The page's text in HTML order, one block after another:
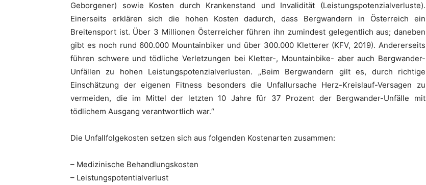
Geborgener) sowie Kosten durch Krankenstand und Invalidität (Leistungspotenzialverluste).
Einerseits erklären sich die hohen Kosten dadurch, dass Bergwandern in Österreich ein
Breitensport ist. Über 3 Millionen Österreicher führen ihn zumindest gelegentlich aus; daneben
gibt es noch rund 600.000 Mountainbiker und über 300.000 Kletterer (KFV, 2019). Andererseits
führen schwere und tödliche Verletzungen bei Kletter-, Mountainbike- aber auch Bergwander-
Unfällen zu hohen Leistungspotenzialverlusten. „Beim Bergwandern gilt es, durch richtige
Einschätzung der eigenen Fitness besonders die Unfallursache Herz-Kreislauf-Versagen zu
vermeiden, die im Mittel der letzten 10 Jahre für 37 Prozent der Bergwander-Unfälle mit
tödlichem Ausgang verantwortlich war.“
Die Unfallfolgekosten setzen sich aus folgenden Kostenarten zusammen:
– Medizinische Behandlungskosten
– Leistungspotentialverlust